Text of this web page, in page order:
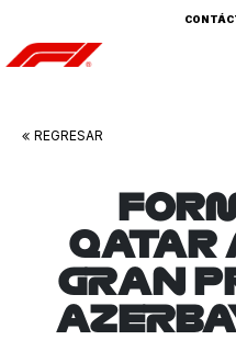
REGRESAR
QATAR
GRAN